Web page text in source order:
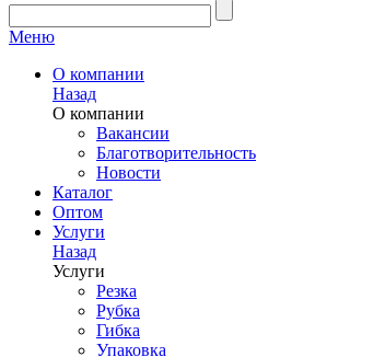
Меню
О компании
Назад
О компании
Вакансии
Благотворительность
Новости
Каталог
Оптом
Услуги
Назад
Услуги
Резка
Рубка
Гибка
Упаковка